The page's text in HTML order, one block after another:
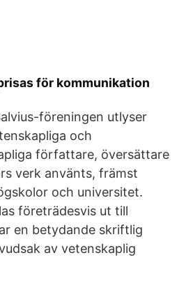
för kommunikation
föreningen utlyser
och
författare, översättare
verk använts, främst
och universitet.
företrädesvis ut till
en betydande skriftlig
av vetenskaplig